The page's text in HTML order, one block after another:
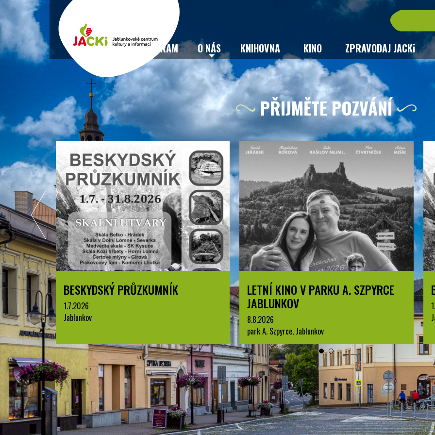
VSTUPENKY PROGRAM O NÁS KNIHOVNA KINO ZPRAVODAJ JACKi
PŘIJMĚTE POZVÁNÍ
BESKYDSKÝ PRŮZKUMNÍK
1.7.2026
Jablunkov
LETNÍ KINO V PARKU A. SZPYRCE
JABLUNKOV
8.8.2026
park A. Szpyrce, Jablunkov